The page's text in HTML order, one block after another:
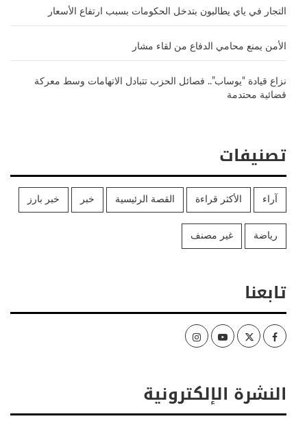
التجار في ياي يطالبون بتدخل الحكومات بسبب ارتفاع الأسعار
الأمن يمنع محامي الدفاع من لقاء مشار
نزاع قيادة “يوساب”.. فصائل الحزب تتبادل الاتهامات وسط معركة
قضائية محتدمة
تصنيفات
آراء الأكثر قراءة القصة الرئيسية خبر خبر بارز
رياضة غير مصنف
تابعنا
Facebook
Twitter
Youtube
Instagram
النشرة الإلكترونية